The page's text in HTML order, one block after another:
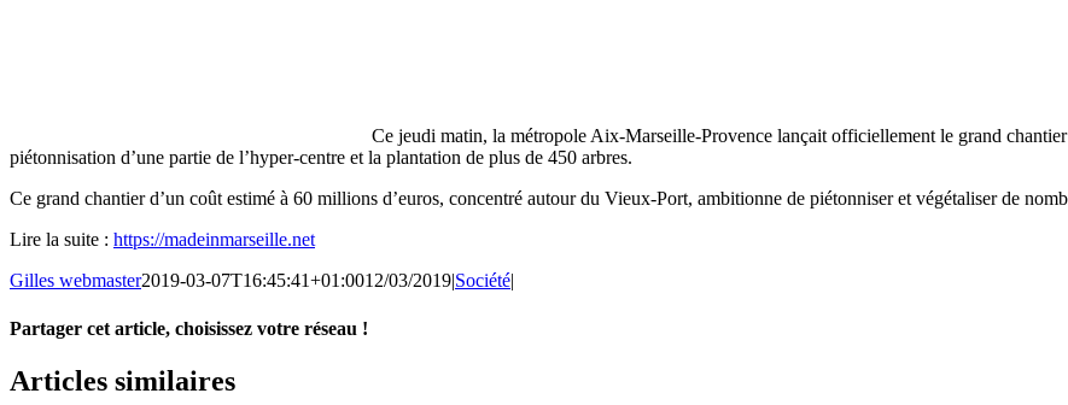
Ce jeudi matin, la métropole Aix-Marseille-Provence lançait officiellement le grand
piétonnisation d’une partie de l’hyper-centre et la plantation de plus de 450 arbres.
Ce grand chantier d’un coût estimé à 60 millions d’euros, concentré autour du Vieux-Port, ambitionne de piétonniser et végétaliser de
Lire la suite : https://madeinmarseille.net
Gilles webmaster2019-03-07T16:45:41+01:0012/03/2019|Société|
Partager cet article, choisissez votre réseau !
Facebook
X
LinkedIn
Email
Articles similaires